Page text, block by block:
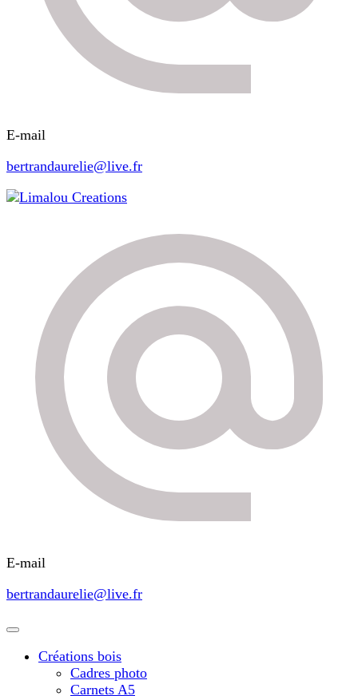
E-mail
bertrandaurelie@live.fr
Limalou Creations
E-mail
bertrandaurelie@live.fr
Créations bois
Cadres photo
Carnets A5